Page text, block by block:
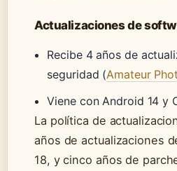
Actualizaciones de
Recibe 4 años de
seguridad (Amateur
Viene con Android 14 y
La política de
años de actualizaciones
18, y cinco años de